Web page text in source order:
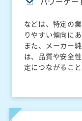
などは、特定の
りやすい傾向にあ
また、メーカー
は、品質や安全
定につながること